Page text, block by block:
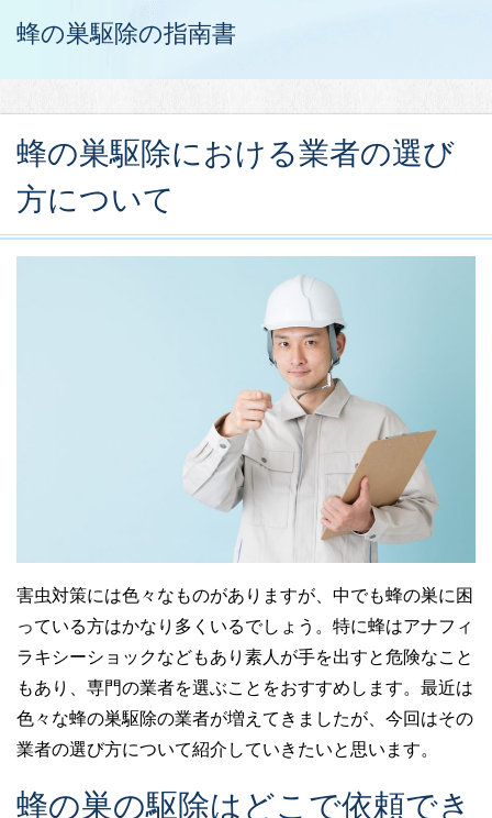
蜂の巣駆除の指南書
蜂の巣駆除における業者の選び
方について
害虫対策には色々なものがありますが、中でも蜂の巣に困
っている方はかなり多くいるでしょう。特に蜂はアナフィ
ラキシーショックなどもあり素人が手を出すと危険なこと
もあり、専門の業者を選ぶことをおすすめします。最近は
色々な蜂の巣駆除の業者が増えてきましたが、今回はその
業者の選び方について紹介していきたいと思います。
蜂の巣の駆除はどこで依頼でき